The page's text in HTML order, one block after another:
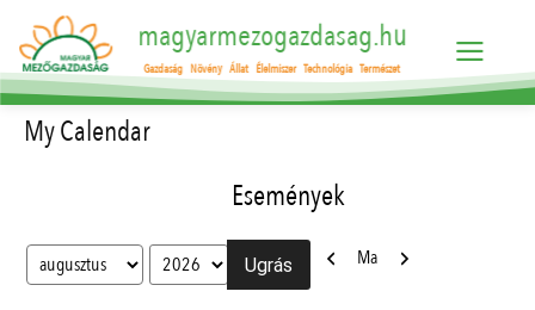
magyarmezogazdasag.hu
Gazdaság Növény Állat Élelmiszer Technológia Természet
My Calendar
Események
Hónap
Év
Előző
Ma Következő